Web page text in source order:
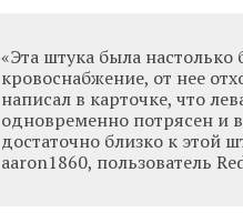
«Эта штука была настолько
кровоснабжение, от нее
написал в карточке, что
одновременно потрясен и
достаточно близко к этой
aaron1860, пользователь